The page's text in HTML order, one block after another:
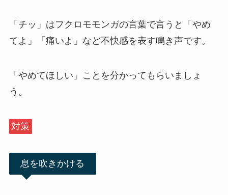
「チッ」はフクロモモンガの言葉で言うと「やめ
てよ」「痛いよ」など不快感を表す鳴き声です。
「やめてほしい」ことを分かってもらいましょ
う。
対策
息を吹きかける